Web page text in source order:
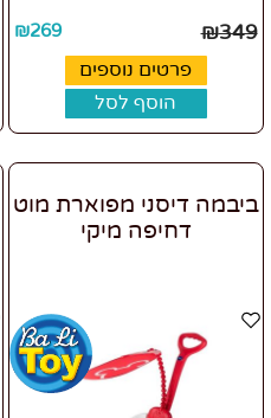
₪349
₪269
פרטים נוספים
הוסף לסל
ביבמה דיסני מפוארת מוט
דחיפה מיקי